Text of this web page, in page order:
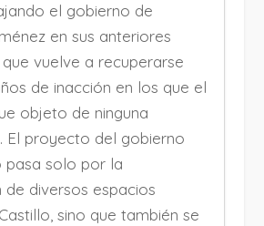
el gobierno de
en sus anteriores
vuelve a recuperarse
de inacción en los que el
objeto de ninguna
El proyecto del gobierno
pasa solo por la
de diversos espacios
sino que también se